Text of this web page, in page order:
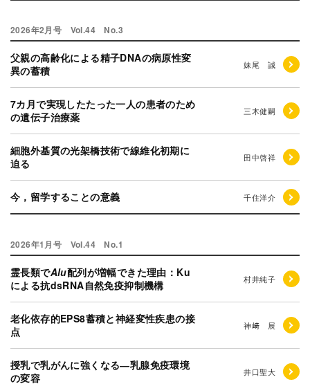
2026年2月号 Vol.44 No.3
父親の高齢化による精子DNAの病原性変
異の蓄積
妹尾 誠
7カ月で実現したたった一人の患者のため
の遺伝子治療薬
三木健嗣
細胞外基質の光架橋技術で線維化初期に
迫る
田中啓祥
今，留学することの意義 千住洋介
2026年1月号 Vol.44 No.1
霊長類でAlu配列が増幅できた理由：Ku
による抗dsRNA自然免疫抑制機構
村井純子
老化依存的EPS8蓄積と神経変性疾患の接
点
神﨑 展
授乳で乳がんに強くなる―乳腺免疫環境
の変容
井口聖大